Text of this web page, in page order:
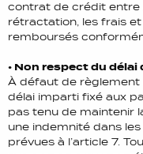
contrat de crédit entre
rétractation, les frais
remboursés
• Non respect du délai
À défaut de règlement
délai imparti fixé aux
pas tenu de maintenir
une indemnité dans
prévues à l’article 7.